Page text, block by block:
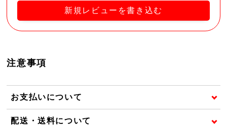
新規レビューを書き込む
注意事項
お支払いについて
配送・送料について